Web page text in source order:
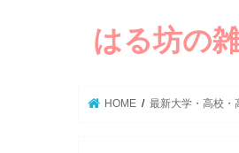
はる坊の
HOME 最新大学・高校・